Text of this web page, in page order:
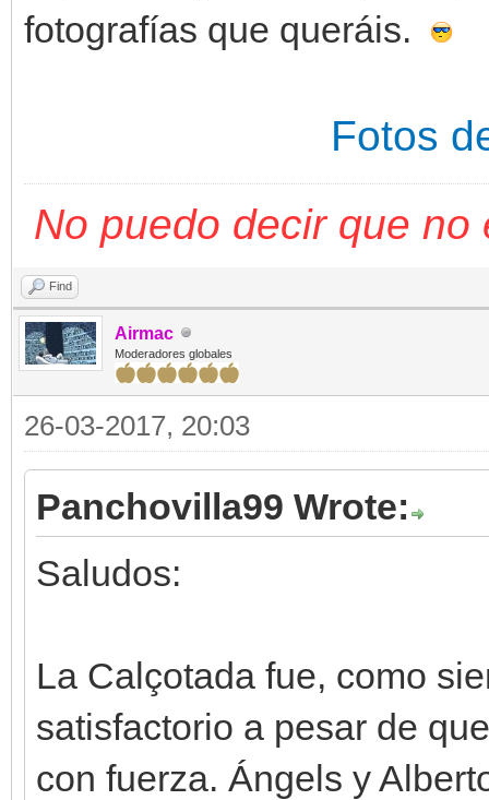
fotografías que queráis.
Fotos
No puedo decir que
Find
Airmac
Moderadores globales
26-03-2017, 20:03
Panchovilla99 Wrote:
Saludos:
La Calçotada fue, como
satisfactorio a pesar de
con fuerza. Ángels y